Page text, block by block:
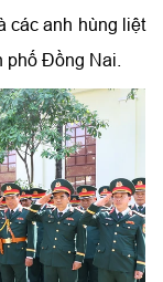
các anh hùng liệt
Đồng Nai.